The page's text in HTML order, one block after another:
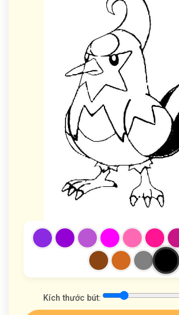
Kích thước bút: